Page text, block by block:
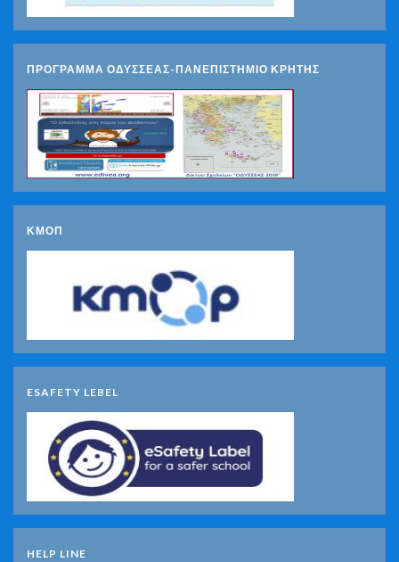
ΠΡΟΓΡΑΜΜΑ ΟΔΥΣΣΕΑΣ-ΠΑΝΕΠΙΣΤΗΜΙΟ ΚΡΗΤΗΣ
ΚΜΟΠ
ESAFETY LEBEL
HELP LINE